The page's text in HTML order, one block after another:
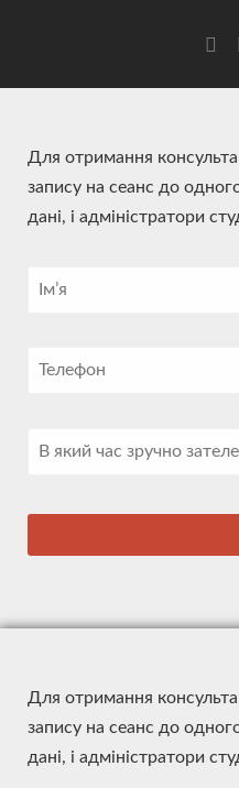
Для отримання
запису на сеанс до
дані, і адміністратори
Для отримання
запису на сеанс до
дані, і адміністратори